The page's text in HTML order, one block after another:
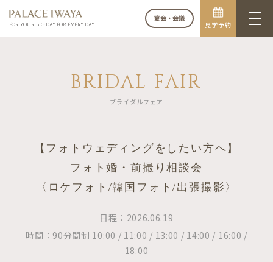
FOR YOUR BIG DAY. FOR EVERY DAY.
宴会・会議
見学予約
BRIDAL FAIR
ブライダルフェア
【フォトウェディングをしたい方へ】
フォト婚・前撮り相談会
〈ロケフォト/韓国フォト/出張撮影〉
日程：2026.06.19
時間：90分間制 10:00 / 11:00 / 13:00 / 14:00 / 16:00 /
18:00